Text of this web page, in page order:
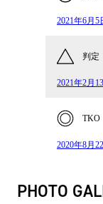
2021年6月5
判定
2021年2月
TKO
2020年8月
PHOTO